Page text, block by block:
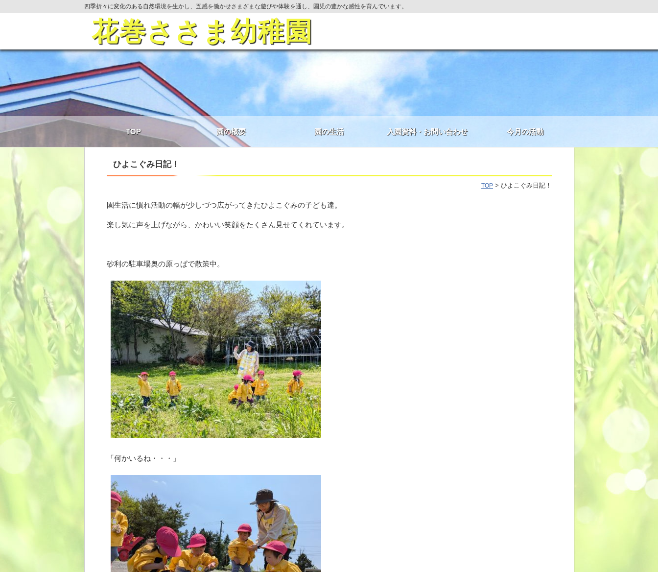
四季折々に変化のある自然環境を生かし、五感を働かせさまざまな遊びや体験を通し、園児の豊かな感性を育んでいます。
花巻ささま幼稚園
TOP 園の概要 園の生活 入園資料・お問い合わせ 今月の活動
ひよこぐみ日記！
TOP > ひよこぐみ日記！
園生活に慣れ活動の幅が少しづつ広がってきたひよこぐみの子ども達。
楽し気に声を上げながら、かわいい笑顔をたくさん見せてくれています。
砂利の駐車場奥の原っぱで散策中。
「何かいるね・・・」